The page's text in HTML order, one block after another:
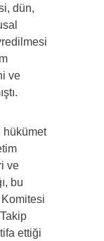
dün,
ve
hükümet
ve
bu
ettiği